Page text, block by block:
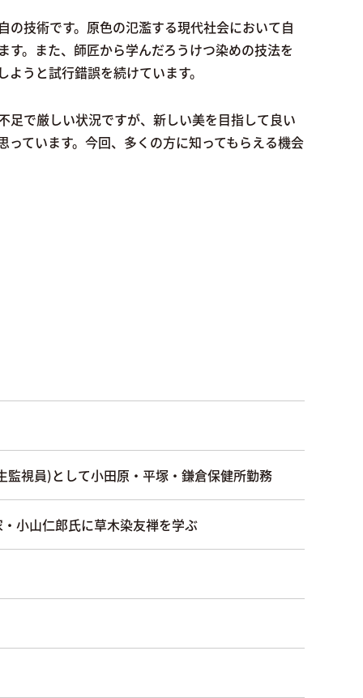
技術です。原色の氾濫する現代社会において自
。また、師匠から学んだろうけつ染めの技法を
うと試行錯誤を続けています。
足で厳しい状況ですが、新しい美を目指して良い
ています。今回、多くの方に知ってもらえる機会
視員)として小田原・平塚・鎌倉保健所勤務
小山仁郎氏に草木染友禅を学ぶ